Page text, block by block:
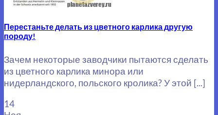
Перестаньте делать из цветного карлика другую
породу!
Зачем некоторые заводчики пытаются сделать
из цветного карлика минора или
нидерландского, польского кролика? У этой [...]
14